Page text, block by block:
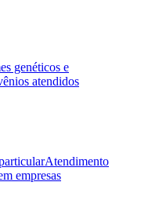
genéticos e
atendidos
Atendimento
empresas